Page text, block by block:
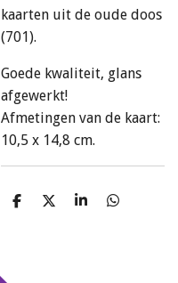
kaarten uit de oude doos
(701).
Goede kwaliteit, glans
afgewerkt!
Afmetingen van de kaart:
10,5 x 14,8 cm.
D
D
S
D